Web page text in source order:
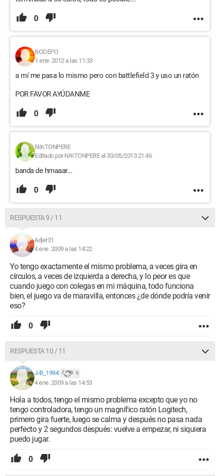
0
BODEPO
1 ene. 2012 a las 11:33
a mí me pasa lo mismo pero con battlefield 3 y uso un ratón
POR FAVOR AYÚDANME
0
NIKTONPERE
Editado por NIKTONPERE el 30/05/2013 21:46
banda de hmaaar...
0
RESPUESTA 9 / 11
Adjer31
4 ene. 2009 a las 14:22
Yo tengo exactamente el mismo problema, a veces gira en
círculos, a veces de izquierda a derecha, y lo peor es que
cuando juego con colegas en mi máquina, todo funciona
bien, el juego va de maravilla, entonces ¿de dónde podría venir
eso?
0
RESPUESTA 10 / 11
J-B_1994 9
4 ene. 2009 a las 14:53
Hola a todos, tengo el mismo problema excepto que yo no
tengo controladora, tengo un magnífico ratón Logitech,
primero gira fuerte, luego se calma y después no pasa nada
perfecto y 2 segundos después: vuelve a empezar, ni siquiera
puedo jugar.
0